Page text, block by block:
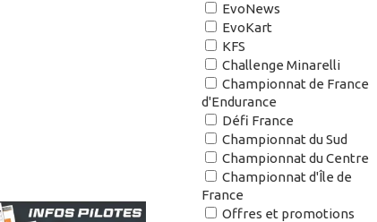
EvoNews
EvoKart
KFS
Challenge Minarelli
Championnat de France
d'Endurance
Défi France
Championnat du Sud
Championnat du Centre
Championnat d'Île de
France
Offres et promotions